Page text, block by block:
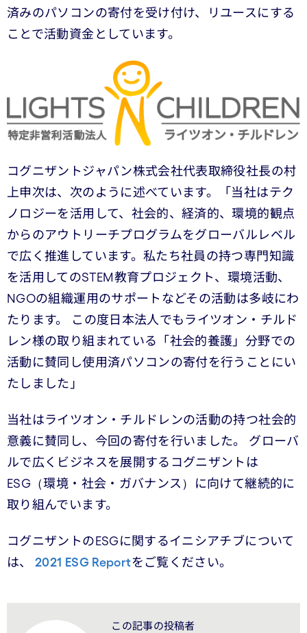
済みのパソコンの寄付を受け付け、リユースにする
ことで活動資金としています。
コグニザントジャパン株式会社代表取締役社長の村
上申次は、次のように述べています。「当社はテク
ノロジーを活用して、社会的、経済的、環境的観点
からのアウトリーチプログラムをグローバルレベル
で広く推進しています。私たち社員の持つ専門知識
を活用してのSTEM教育プロジェクト、環境活動、
NGOの組織運用のサポートなどその活動は多岐にわ
たります。 この度日本法人でもライツオン・チルド
レン様の取り組まれている「社会的養護」分野での
活動に賛同し使用済パソコンの寄付を行うことにい
たしました」
当社はライツオン・チルドレンの活動の持つ社会的
意義に賛同し、今回の寄付を行いました。 グローバ
ルで広くビジネスを展開するコグニザントは
ESG（環境・社会・ガバナンス）に向けて継続的に
取り組んでいます。
コグニザントのESGに関するイニシアチブについて
は、2021 ESG Reportをご覧ください。
この記事の投稿者